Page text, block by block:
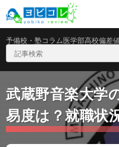
予備校・塾コラム医学部高校偏差
武蔵野音楽大学
易度は？就職状